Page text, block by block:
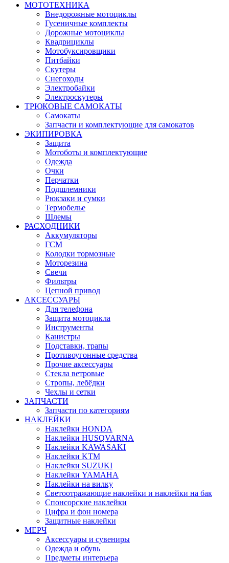
МОТОТЕХНИКА
Внедорожные мотоциклы
Гусеничные комплекты
Дорожные мотоциклы
Квадрициклы
Мотобуксировщики
Питбайки
Скутеры
Снегоходы
Электробайки
Электроскутеры
ТРЮКОВЫЕ САМОКАТЫ
Самокаты
Запчасти и комплектующие для самокатов
ЭКИПИРОВКА
Защита
Мотоботы и комплектующие
Одежда
Очки
Перчатки
Подшлемники
Рюкзаки и сумки
Термобелье
Шлемы
РАСХОДНИКИ
Аккумуляторы
ГСМ
Колодки тормозные
Моторезина
Свечи
Фильтры
Цепной привод
АКСЕССУАРЫ
Для телефона
Защита мотоцикла
Инструменты
Канистры
Подставки, трапы
Противоугонные средства
Прочие аксессуары
Стекла ветровые
Стропы, лебёдки
Чехлы и сетки
ЗАПЧАСТИ
Запчасти по категориям
НАКЛЕЙКИ
Наклейки HONDA
Наклейки HUSQVARNA
Наклейки KAWASAKI
Наклейки KTM
Наклейки SUZUKI
Наклейки YAMAHA
Наклейки на вилку
Светоотражающие наклейки и наклейки на бак
Спонсорские наклейки
Цифра и фон номера
Защитные наклейки
МЕРЧ
Аксессуары и сувениры
Одежда и обувь
Предметы интерьера